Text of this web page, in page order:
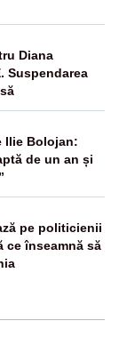
Diana
Suspendarea
Ilie Bolojan:
de un an și
pe politicienii
ce înseamnă să